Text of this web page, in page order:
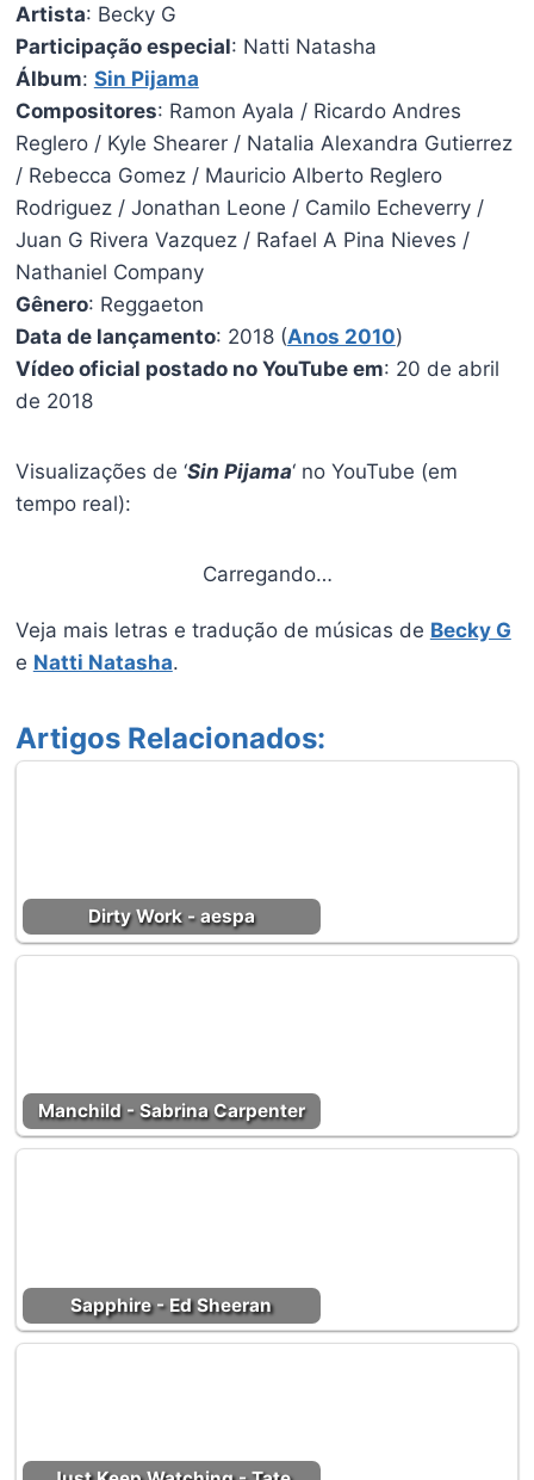
Artista: Becky G
Participação especial: Natti Natasha
Álbum: Sin Pijama
Compositores: Ramon Ayala / Ricardo Andres
Reglero / Kyle Shearer / Natalia Alexandra Gutierrez
/ Rebecca Gomez / Mauricio Alberto Reglero
Rodriguez / Jonathan Leone / Camilo Echeverry /
Juan G Rivera Vazquez / Rafael A Pina Nieves /
Nathaniel Company
Gênero: Reggaeton
Data de lançamento: 2018 (Anos 2010)
Vídeo oficial postado no YouTube em: 20 de abril
de 2018
Visualizações de ‘Sin Pijama‘ no YouTube (em
tempo real):
Carregando…
Veja mais letras e tradução de músicas de Becky G
e Natti Natasha.
Artigos Relacionados:
Dirty Work - aespa
Manchild - Sabrina Carpenter
Sapphire - Ed Sheeran